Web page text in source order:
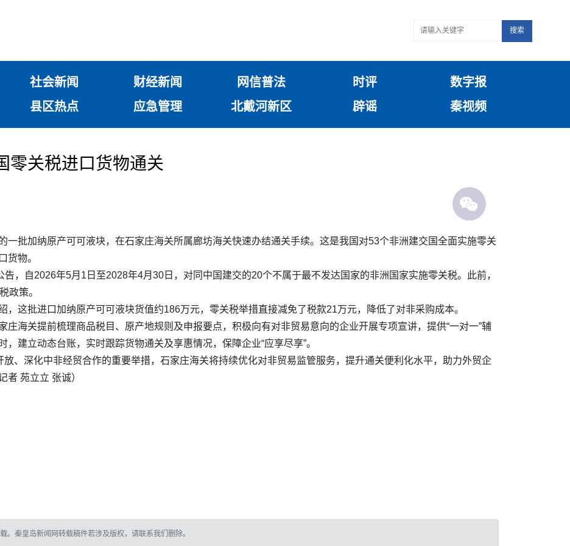
搜索
社会新闻 财经新闻 网信普法 时评
数字报
县区热点 应急管理 北戴河新区 辟谣 秦视频
零关税进口货物通关
一批加纳原产可可液块，在石家庄海关所属廊坊海关快速办结通关手续。这是我国对53个非洲建交国全面实施零关
货物。
，自2026年5月1日至2028年4月30日，对同中国建交的20个不属于最不发达国家的非洲国家实施零关税。此前，
政策。
，这批进口加纳原产可可液块货值约186万元，零关税举措直接减免了税款21万元，降低了对非采购成本。
庄海关提前梳理商品税目、原产地规则及申报要点，积极向有对非贸易意向的企业开展专项宣讲，提供“一对一”辅
建立动态台账，实时跟踪货物通关及享惠情况，保障企业“应享尽享”。
放、深化中非经贸合作的重要举措，石家庄海关将持续优化对非贸易监管服务，提升通关便利化水平，助力外贸企
者 苑立立 张诚）
。秦皇岛新闻网转载稿件若涉及版权，请联系我们删除。